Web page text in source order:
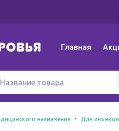
Главная
назначения Для